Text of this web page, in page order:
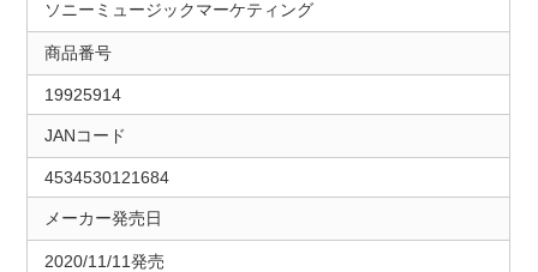
ソニーミュージックマーケティング
商品番号
19925914
JANコード
4534530121684
メーカー発売日
2020/11/11発売